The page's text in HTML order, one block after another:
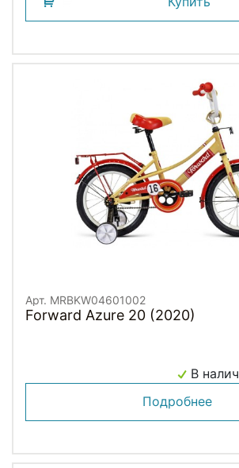
Арт. MRBKW04601002
Forward Azure 20 (2020)
В
Подробнее